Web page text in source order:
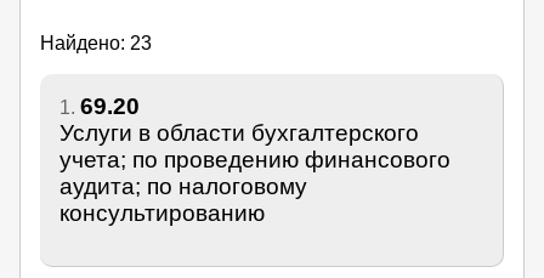
Найдено: 23
1. 69.20
Услуги в области бухгалтерского
учета; по проведению финансового
аудита; по налоговому
консультированию